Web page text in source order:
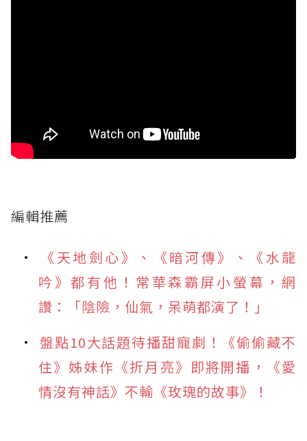
編輯推薦
《天地劍心》、《暗河傳》、《水龍
吟》都有他！常華森霸屏小螢幕，網
讚：「陰險，仙氣，呆萌都演了！」
盤點10大話題待播甜寵劇！《偷偷藏不
住》姊妹作《折月亮》即將開播，《愛
情沒有神話》不輸《玫瑰的故事》！